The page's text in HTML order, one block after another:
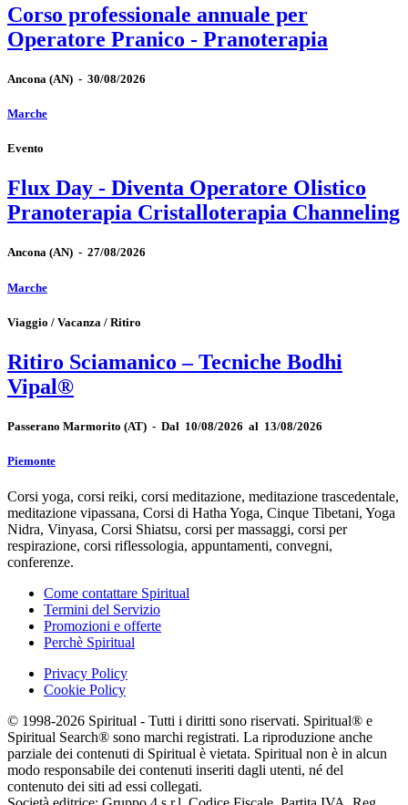
Corso professionale annuale per
Operatore Pranico - Pranoterapia
Ancona (AN) - 30/08/2026
Marche
Evento
Flux Day - Diventa Operatore Olistico
Pranoterapia Cristalloterapia Channeling
Ancona (AN) - 27/08/2026
Marche
Viaggio / Vacanza / Ritiro
Ritiro Sciamanico – Tecniche Bodhi
Vipal®
Passerano Marmorito (AT) - Dal 10/08/2026 al 13/08/2026
Piemonte
Corsi yoga, corsi reiki, corsi meditazione, meditazione trascedentale,
meditazione vipassana, Corsi di Hatha Yoga, Cinque Tibetani, Yoga
Nidra, Vinyasa, Corsi Shiatsu, corsi per massaggi, corsi per
respirazione, corsi riflessologia, appuntamenti, convegni,
conferenze.
Come contattare Spiritual
Termini del Servizio
Promozioni e offerte
Perchè Spiritual
Privacy Policy
Cookie Policy
© 1998-2026 Spiritual - Tutti i diritti sono riservati. Spiritual® e
Spiritual Search® sono marchi registrati. La riproduzione anche
parziale dei contenuti di Spiritual è vietata. Spiritual non è in alcun
modo responsabile dei contenuti inseriti dagli utenti, né del
contenuto dei siti ad essi collegati.